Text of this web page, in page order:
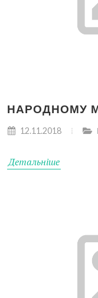
НАРОДНОМУ
12.11.2018
Детальніше